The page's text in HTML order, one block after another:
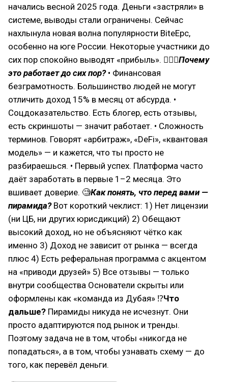
начались весной 2025 года. Деньги «застряли» в
системе, выводы стали ограничены. Сейчас
нахлынула новая волна популярности BiteEpc,
особенно на юге России. Некоторые участники до
сих пор спокойно выводят «прибыль». 🤷🏻‍♂Почему
это работает до сих пор?• Финансовая
безграмотность. Большинство людей не могут
отличить доход 15% в месяц от абсурда. •
Соцдоказательство. Есть блогер, есть отзывы,
есть скриншоты — значит работает. • Сложность
терминов. Говорят «арбитраж», «DeFi», «квантовая
модель» — и кажется, что ты просто не
разбираешься. • Первый успех. Платформа часто
даёт заработать в первые 1–2 месяца. Это
вшивает доверие. 🧐Как понять, что перед вами —
пирамида?Вот короткий чеклист: 1) Нет лицензии
(ни ЦБ, ни других юрисдикций) 2) Обещают
высокий доход, но не объясняют чётко как
именно 3) Доход не зависит от рынка — всегда
плюс 4) Есть реферальная программа с акцентом
на «приводи друзей» 5) Все отзывы — только
внутри сообщества Основатели скрыты или
оформлены как «команда из Дубая» ⁉Что
дальше? Пирамиды никуда не исчезнут. Они
просто адаптируются под рынок и тренды.
Поэтому задача не в том, чтобы «никогда не
попадаться», а в том, чтобы узнавать схему — до
того, как перевёл деньги.